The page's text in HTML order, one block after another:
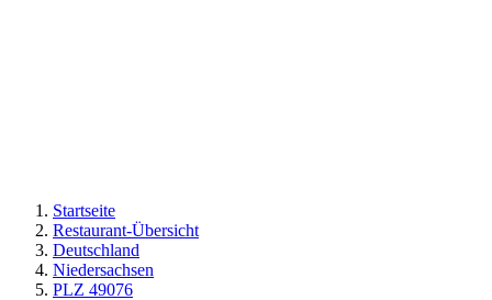
Startseite
Restaurant-Übersicht
Deutschland
Niedersachsen
PLZ 49076